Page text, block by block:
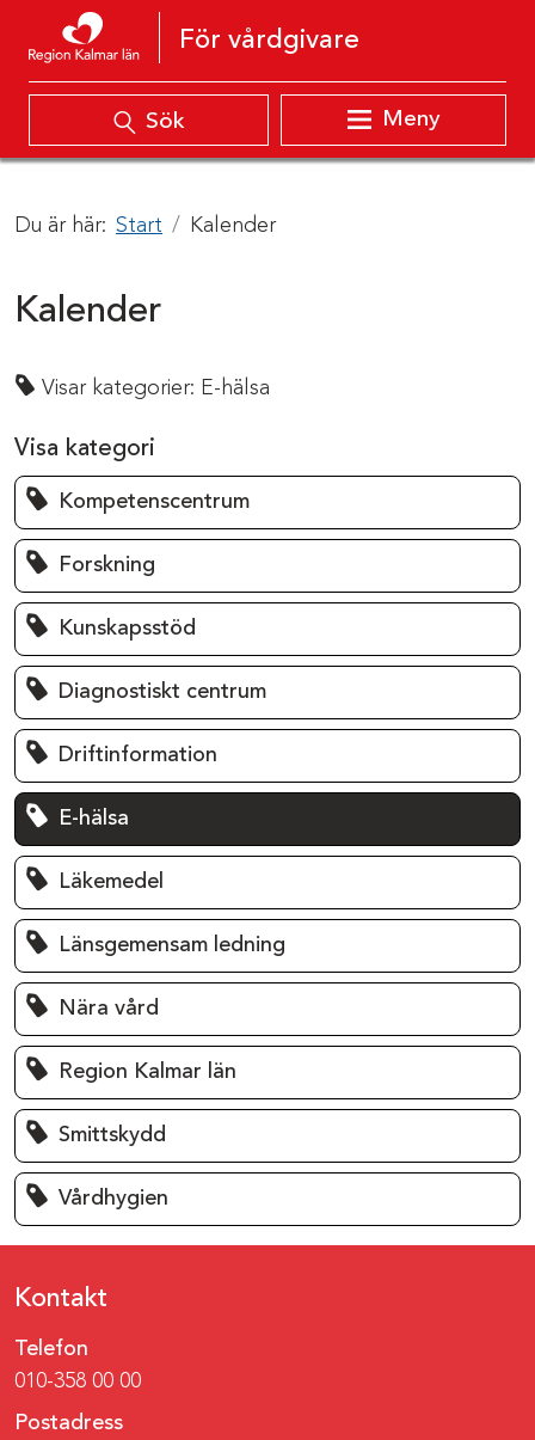
Hoppa till innehåll
För vårdgivare
Sök Meny
Du är här: Start Kalender
Kalender
Visar kategorier: E-hälsa
Visa kategori
Kompetenscentrum
Forskning
Kunskapsstöd
Diagnostiskt centrum
Driftinformation
E-hälsa
Läkemedel
Länsgemensam ledning
Nära vård
Region Kalmar län
Smittskydd
Vårdhygien
Kontakt
Telefon
010-358 00 00
Postadress